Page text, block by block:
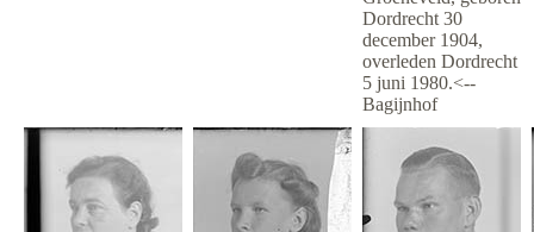
Dordrecht 30
december 1904,
overleden Dordrecht
5 juni 1980.<--
Bagijnhof